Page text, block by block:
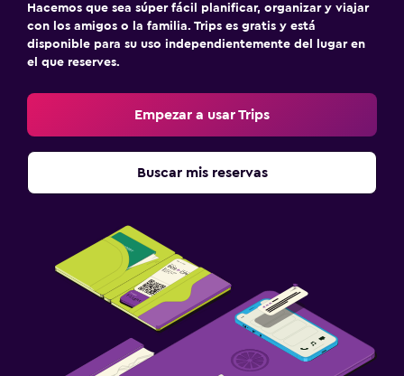
Hacemos que sea súper fácil planificar, organizar y viajar
con los amigos o la familia. Trips es gratis y está
disponible para su uso independientemente del lugar en
el que reserves.
Empezar a usar Trips
Buscar mis reservas